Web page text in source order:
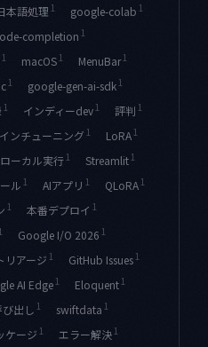
本語処理 1 google-colab 1
completion 1
1 macOS 1 MenuBar 1
1 google-gen-ai-sdk 1
1 インディーdev 1 評判 1
ンチューニング 1 LoRA 1
ローカル実行 1 Streamlit 1
ル 1 AIアプリ 1 QLoRA 1
1 本番デプロイ 1
1 Google I/O 2026 1
リアージ 1 GitHub Issues 1
AI Edge 1 Eloquent 1
出し 1 swiftdata 1
ケージ 1 エラー解決 1